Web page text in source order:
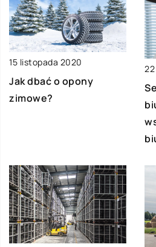
15 listopada 2020
Jak dbać o opony
zimowe?